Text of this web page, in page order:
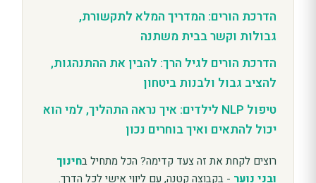
הדרכת הורים: המדריך המלא לתקשורת,
גבולות וקשר בבית משתנה
הדרכת הורים לגיל הרך: להבין את ההתנהגות,
להציב גבול ולבנות ביטחון
טיפול NLP לילדים: איך נראה התהליך, למי הוא
יכול להתאים ואיך בוחרים נכון
רוצים לקחת את זה צעד קדימה? הכל מתחיל בחינוך
ובני נוער - בקבוצה קטנה, עם ליווי אישי לכל הדרך.